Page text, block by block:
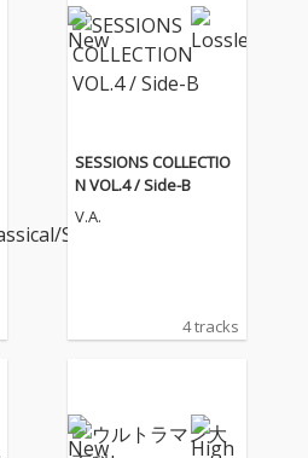
SESSIONS COLLECTIO
N VOL.4 / Side-B
V.A.
4 tracks